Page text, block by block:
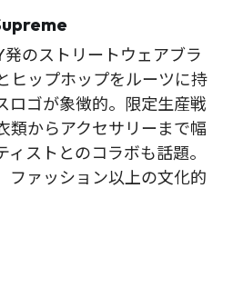
のストリートウェアブラ
ヒップホップをルーツに持
ロゴが象徴的。限定生産戦
類からアクセサリーまで幅
ストとのコラボも話題。
ファッション以上の文化的